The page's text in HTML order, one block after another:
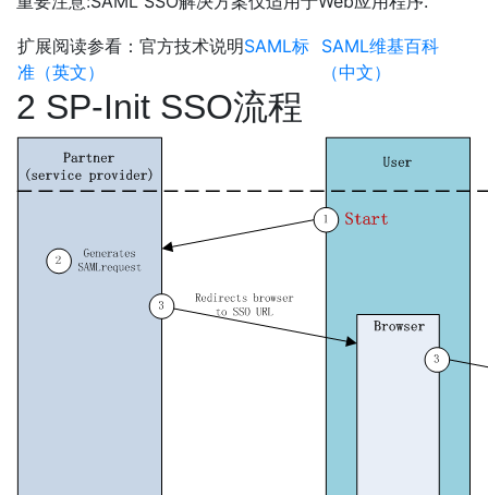
扩展阅读参看：官方技术说明SAML标
准（英文）
SAML维基百科
（中文）
2 SP-Init SSO流程